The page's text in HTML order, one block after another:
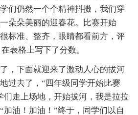
们仍然一个个精神抖擞，我们穿
朵朵美丽的迎春花。比赛开始
标准、整齐，眼睛都看前方，评
表格上写下了分数。
，下面就迎来了激动人心的拔河
过去了，“四年级同学开始比赛
走上场地，开始拔河，我是拉拉
加油！加油！”终于，同学们以自